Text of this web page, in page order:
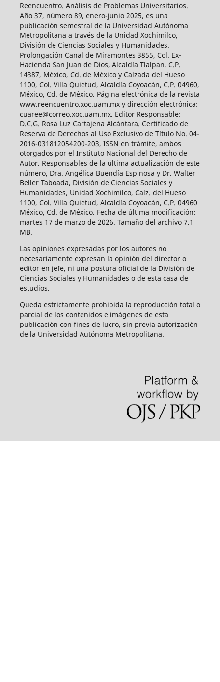
Reencuentro. Análisis de Problemas Universitarios.
Año 37, número 89, enero-junio 2025, es una
publicación semestral de la Universidad Autónoma
Metropolitana a través de la Unidad Xochimilco,
División de Ciencias Sociales y Humanidades.
Prolongación Canal de Miramontes 3855, Col. Ex-
Hacienda San Juan de Dios, Alcaldía Tlalpan, C.P.
14387, México, Cd. de México y Calzada del Hueso
1100, Col. Villa Quietud, Alcaldía Coyoacán, C.P. 04960,
México, Cd. de México. Página electrónica de la revista
www.reencuentro.xoc.uam.mx y dirección electrónica:
cuaree@correo.xoc.uam.mx. Editor Responsable:
D.C.G. Rosa Luz Cartajena Alcántara. Certificado de
Reserva de Derechos al Uso Exclusivo de Título No. 04-
2016-031812054200-203, ISSN en trámite, ambos
otorgados por el Instituto Nacional del Derecho de
Autor. Responsables de la última actualización de este
número, Dra. Angélica Buendía Espinosa y Dr. Walter
Beller Taboada, División de Ciencias Sociales y
Humanidades, Unidad Xochimilco, Calz. del Hueso
1100, Col. Villa Quietud, Alcaldía Coyoacán, C.P. 04960
México, Cd. de México. Fecha de última modificación:
martes 17 de marzo de 2026. Tamaño del archivo 7.1
MB.
Las opiniones expresadas por los autores no
necesariamente expresan la opinión del director o
editor en jefe, ni una postura oficial de la División de
Ciencias Sociales y Humanidades o de esta casa de
estudios.
Queda estrictamente prohibida la reproducción total o
parcial de los contenidos e imágenes de esta
publicación con fines de lucro, sin previa autorización
de la Universidad Autónoma Metropolitana.